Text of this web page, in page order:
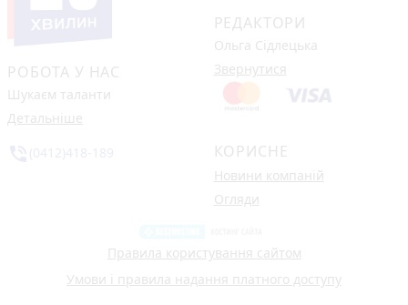
РОБОТА У НАС
Шукаєм таланти
Детальніше
РЕДАКТОРИ
Ольга Сідлецька
Звернутися
КОРИСНЕ
Новини компаній
Огляди
Правила користування сайтом
Умови і правила надання платного доступу